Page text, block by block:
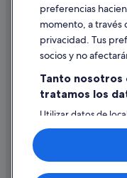
Cancelar un vuelo
Cancelar una reserva de
Plazos de reembolso
Utilizar un cupón de
Documentos para viajes
preferencias
momento, a través
privacidad. Tus
socios y no
Tanto nosotros
tratamos los
Utilizar datos de
activamente las
identificación.
y/o acceder a ella.
medición de
audiencia y